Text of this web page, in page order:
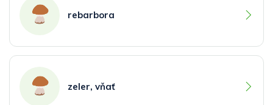
rebarbora
zeler, vňať